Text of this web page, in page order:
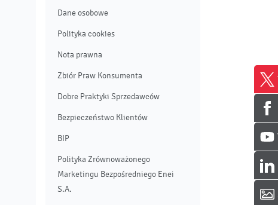
Dane osobowe
Polityka cookies
Nota prawna
Zbiór Praw Konsumenta
Dobre Praktyki Sprzedawców
Bezpieczeństwo Klientów
BIP
Polityka Zrównoważonego
Marketingu Bezpośredniego Enei
S.A.